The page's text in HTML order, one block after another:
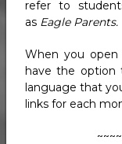
refer to
as Eagle Parents.
When you
have the option
language that
links for each